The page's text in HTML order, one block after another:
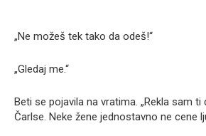
„Ne možeš tek tako da odeš!“
„Gledaj me.“
Beti se pojavila na vratima. „Rekla sam ti
Čarlse. Neke žene jednostavno ne cene